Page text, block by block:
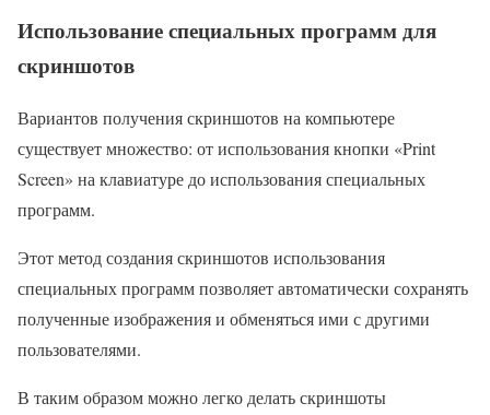
Использование специальных программ для
скриншотов
Вариантов получения скриншотов на компьютере
существует множество: от использования кнопки «Print
Screen» на клавиатуре до использования специальных
программ.
Этот метод создания скриншотов использования
специальных программ позволяет автоматически сохранять
полученные изображения и обменяться ими с другими
пользователями.
В таким образом можно легко делать скриншоты